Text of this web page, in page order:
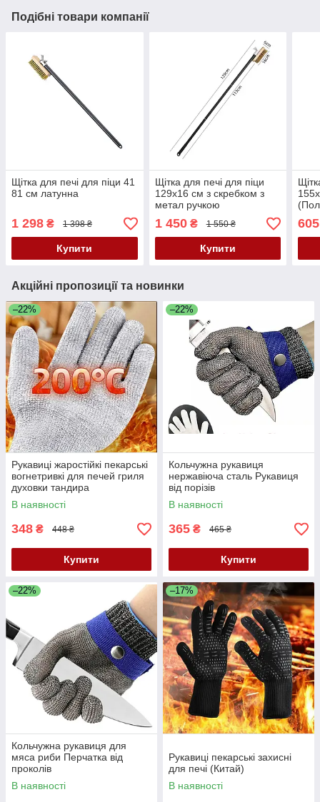
Подібні товари компанії
Щітка для печі для піци 41
81 см латунна
1 298 ₴ 1 398 ₴
Купити
Щітка для печі для піци
129х16 см з скребком з
метал ручкою
1 450₴ 1 550 ₴
Купити
605
Акційні пропозиції та новинки
–22%
Рукавиці жаростійкі пекарські
вогнетривкі для печей гриля
духовки тандира
В наявності
348 ₴ 448 ₴
Купити
–22%
Кольчужна рукавиця
нержавіюча сталь Рукавиця
від порізів
В наявності
365 ₴ 465 ₴
Купити
–22%
Кольчужна рукавиця для
мяса риби Перчатка від
проколів
В наявності
–17%
Рукавиці пекарські захисні
для печі (Китай)
В наявності